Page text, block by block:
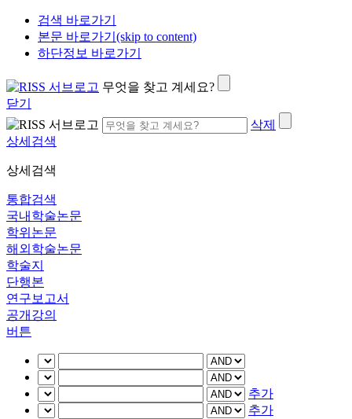
검색 바로가기
본문 바로가기(skip to content)
하단정보 바로가기
무엇을 찾고 계세요?
닫기
삭제
상세검색
상세검색
통합검색
국내학술논문
학위논문
해외학술논문
학술지
단행본
연구보고서
공개강의
버튼
추가
추가